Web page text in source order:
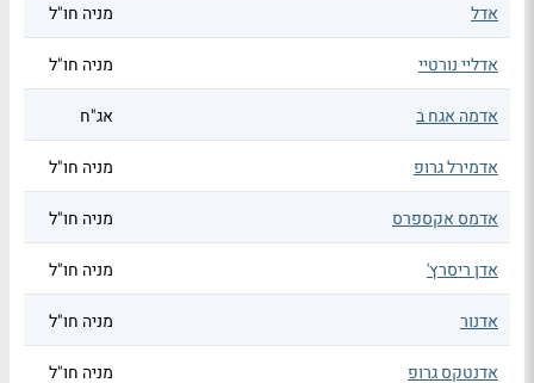
אדל מניה חו"ל
אדליי נורטיי מניה חו"ל
אדמה אגח ב אג"ח
אדמירל גרופ מניה חו"ל
אדמס אקספרס מניה חו"ל
אדן ריסרץ' מניה חו"ל
אדנור מניה חו"ל
אדנטקס גרופ מניה חו"ל